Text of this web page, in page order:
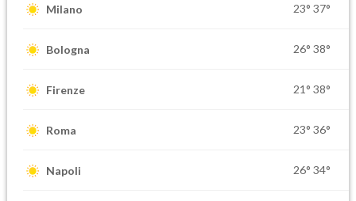
Milano 23° 37°
Bologna 26° 38°
Firenze 21° 38°
Roma 23° 36°
Napoli 26° 34°